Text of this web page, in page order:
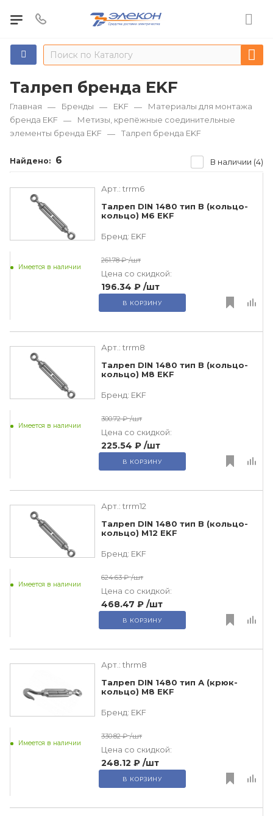
Талреп бренда EKF
Главная — Бренды — EKF —
Материалы для монтажа
бренда EKF —
Метизы, крепёжные соединительные
элементы бренда EKF — Талреп бренда EKF
Найдено: 6 В наличии (4)
Арт.: trrm6
Талреп DIN 1480 тип B (кольцо-
кольцо) M6 EKF
Бренд: EKF
Имеется в наличии
261.78 ₽ /шт
Цена со скидкой:
196.34 ₽ /шт
В КОРЗИНУ
Арт.: trrm8
Талреп DIN 1480 тип B (кольцо-
кольцо) M8 EKF
Бренд: EKF
Имеется в наличии
300.72 ₽ /шт
Цена со скидкой:
225.54 ₽ /шт
В КОРЗИНУ
Арт.: trrm12
Талреп DIN 1480 тип B (кольцо-
кольцо) M12 EKF
Бренд: EKF
Имеется в наличии
624.63 ₽ /шт
Цена со скидкой:
468.47 ₽ /шт
В КОРЗИНУ
Арт.: thrm8
Талреп DIN 1480 тип А (крюк-
кольцо) M8 EKF
Бренд: EKF
Имеется в наличии
330.82 ₽ /шт
Цена со скидкой:
248.12 ₽ /шт
В КОРЗИНУ